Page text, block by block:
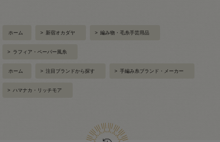
ホーム > 新宿オカダヤ > 編み物・毛糸手芸用品
> ラフィア・ペーパー風糸
ホーム > 注目ブランドから探す > 手編み糸ブランド・メーカー
> ハマナカ・リッチモア